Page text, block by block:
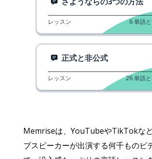
Memriseは、YouTubeやTikTokな
ブスピーカーが出演する何千ものビ
レッスン 6単語
正式と非公式
レッスン 26単語